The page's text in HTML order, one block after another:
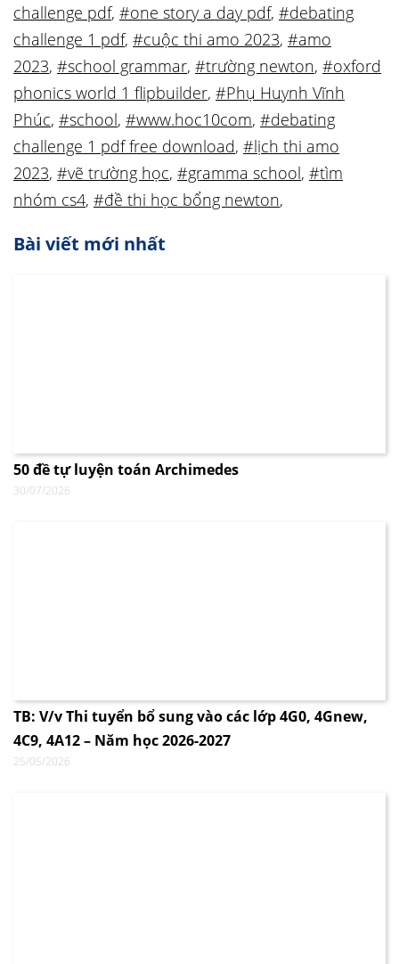
challenge pdf, #one story a day pdf, #debating
challenge 1 pdf, #cuộc thi amo 2023, #amo
2023, #school grammar, #trường newton, #oxford
phonics world 1 flipbuilder, #Phụ Huynh Vĩnh
Phúc, #school, #www.hoc10com, #debating
challenge 1 pdf free download, #lịch thi amo
2023, #vẽ trường học, #gramma school, #tìm
nhóm cs4, #đề thi học bổng newton,
Bài viết mới nhất
50 đề tự luyện toán Archimedes
30/07/2026
TB: V/v Thi tuyển bổ sung vào các lớp 4G0, 4Gnew,
4C9, 4A12 – Năm học 2026-2027
25/05/2026